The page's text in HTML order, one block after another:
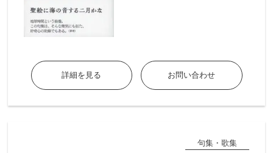
詳細を見る お問い合わせ
句集・歌集